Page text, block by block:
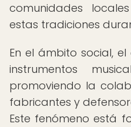
comunidades
estas tradiciones
En el ámbito social,
instrumentos
promoviendo la
fabricantes y
Este fenómeno está